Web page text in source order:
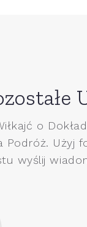
o
Podróż. Użyj
wyślij